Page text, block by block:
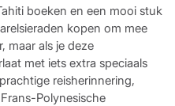
boeken en een mooi stuk
kopen om mee
maar als je deze
met iets extra speciaals
reisherinnering,
Polynesische